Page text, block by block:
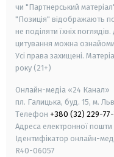
чи "Партнерський
"Позиція" відображають
не поділяти їхніх
цитування можна
Усі права захищені.
року (21+)
Онлайн-медіа «24 Канал»
пл. Галицька, буд. 15, м.
Телефон +380 (32) 229-77-
Адреса електронної
Ідентифікатор онлайн-
R40-06057